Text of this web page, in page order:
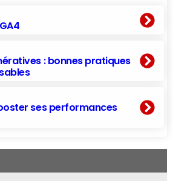
: bonnes pratiques
ses performances